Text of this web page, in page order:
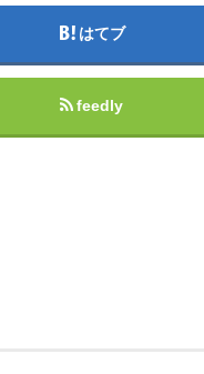
はてブ
feedly